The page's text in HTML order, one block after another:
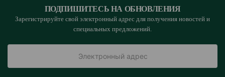
ПОДПИШИТЕСЬ НА ОБНОВЛЕНИЯ
Зарегистрируйте свой электронный адрес для получения новостей и
специальных предложений.